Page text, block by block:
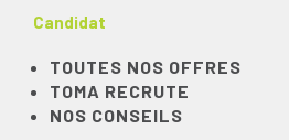
Candidat
TOUTES NOS OFFRES
TOMA RECRUTE
NOS CONSEILS